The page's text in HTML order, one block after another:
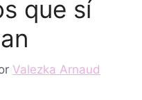
que sí
Valezka Arnaud